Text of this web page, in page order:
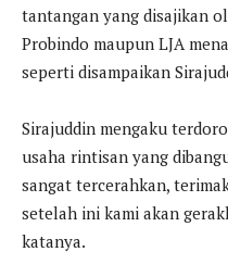
tantangan yang disajikan
Probindo maupun LJA
seperti disampaikan
Sirajuddin mengaku
usaha rintisan yang
sangat tercerahkan,
setelah ini kami akan
katanya.